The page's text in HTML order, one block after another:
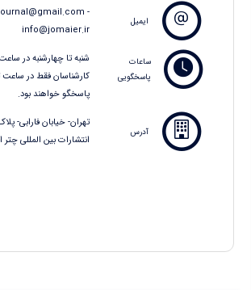
ایمیل
-
info@jomaier.ir
ساعات
پاسخگویی
شنبه تا چهارشنبه در
کارشناسان فقط در
پاسخگو خواهند بود.
آدرس
انتشارات بین المللی چتر